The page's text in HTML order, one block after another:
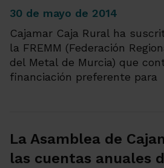
30 de mayo de 2014
Cajamar Caja Rural ha
la FREMM (Federación
del Metal de Murcia) que
financiación preferente para
La Asamblea de
las cuentas anuales